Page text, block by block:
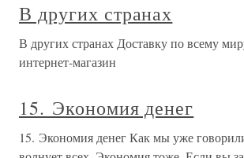
В других странах
В других странах Доставку по всему
интернет-магазин
15. Экономия денег
15. Экономия денег Как мы уже